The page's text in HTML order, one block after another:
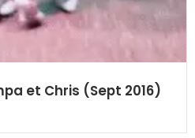
et Chris (Sept 2016)